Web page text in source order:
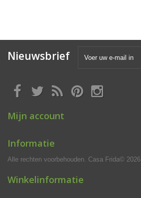
Nieuwsbrief
Mijn account
Informatie
Alle rechten voorbehouden. Casa Frida© 2026
Winkelinformatie